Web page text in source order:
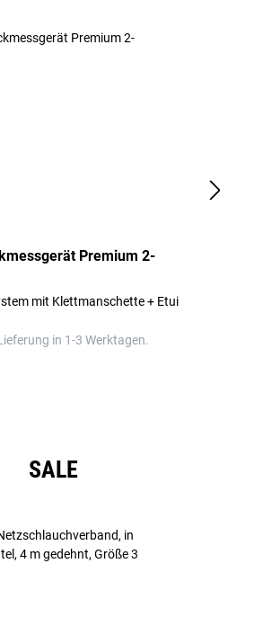
Premium 2-
mit Klettmanschette + Etui
in 1-3 Werktagen.
SALE